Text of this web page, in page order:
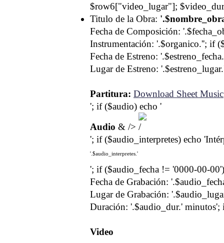
$row6["video_lugar"];
Titulo de la Obra:
Fecha de Composición:
Instrumentación: '.$organico.''; if
Fecha de Estreno:
Lugar de Estreno:
Partitura: Download Sheet Music
'; if ($audio) echo '
Audio & />
'; if ($audio_interpretes) echo
'.$audio_interpretes.'
'; if ($audio_fecha != '0000-00-
Fecha de Grabación:
Lugar de Grabación:
Duración: '.$audio_dur.' minutos';
Video